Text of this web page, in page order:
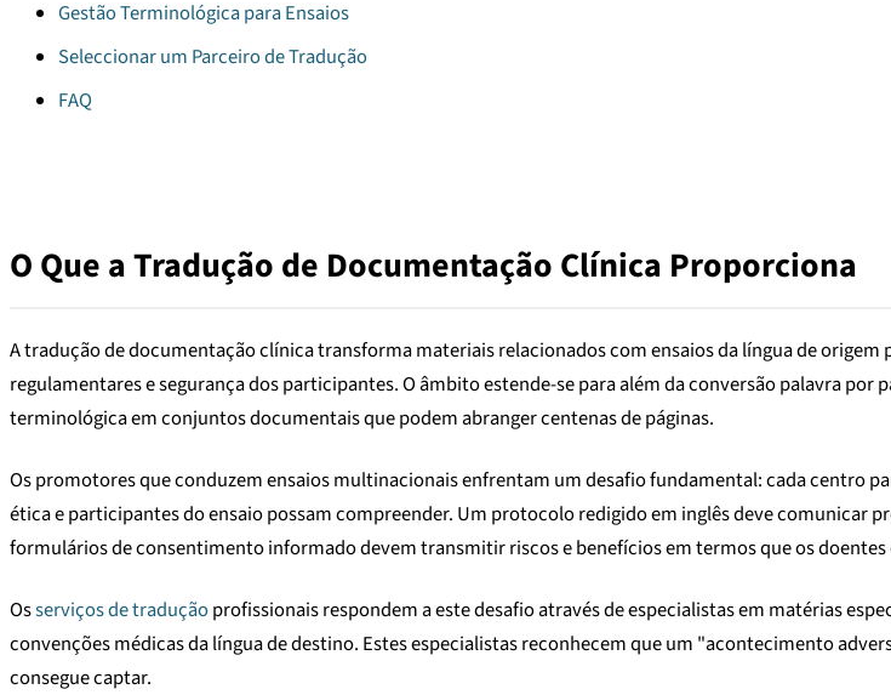
Gestão Terminológica para Ensaios
Seleccionar um Parceiro de Tradução
FAQ
O Que a Tradução de Documentação Clínica Proporciona
A tradução de documentação clínica transforma materiais relacionados com ensaios da língua de
regulamentares e segurança dos participantes. O âmbito estende-se para além da conversão palavra
terminológica em conjuntos documentais que podem abranger centenas de páginas.
Os promotores que conduzem ensaios multinacionais enfrentam um desafio fundamental: cada centro
ética e participantes do ensaio possam compreender. Um protocolo redigido em inglês deve comunicar
formulários de consentimento informado devem transmitir riscos e benefícios em termos que os
Osserviços de traduçãoprofissionais respondem a este desafio através de especialistas em matérias
convenções médicas da língua de destino. Estes especialistas reconhecem que um "acontecimento
consegue captar.